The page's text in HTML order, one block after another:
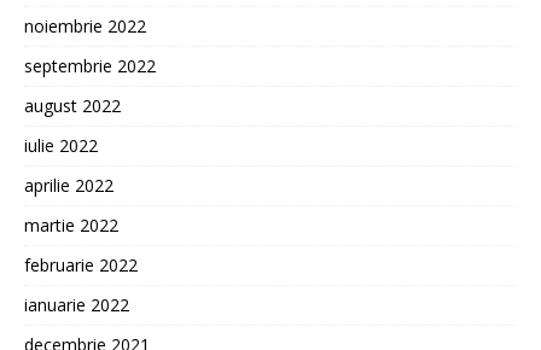
noiembrie 2022
septembrie 2022
august 2022
iulie 2022
aprilie 2022
martie 2022
februarie 2022
ianuarie 2022
decembrie 2021